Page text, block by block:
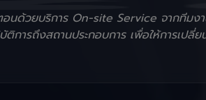
อนด้วยบริการ On-site Service จากทีมง
การถึงสถานประกอบการ เพื่อให้การเปลี่